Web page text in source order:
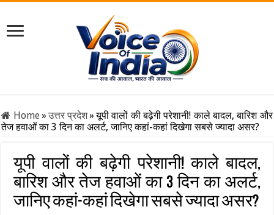
Home»उत्तर प्रदेश» यूपी वालों की बढ़ेगी परेशानी! काले बादल, बारिश और
तेज हवाओं का 3 दिन का अलर्ट, जानिए कहां-कहां दिखेगा सबसे ज्यादा असर?
यूपी वालों की बढ़ेगी परेशानी! काले बादल,
बारिश और तेज हवाओं का 3 दिन का अलर्ट,
जानिए कहां-कहां दिखेगा सबसे ज्यादा असर?